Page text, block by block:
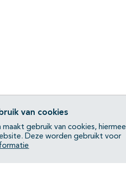
van cookies
gebruik van cookies, hiermee
Deze worden gebruikt voor